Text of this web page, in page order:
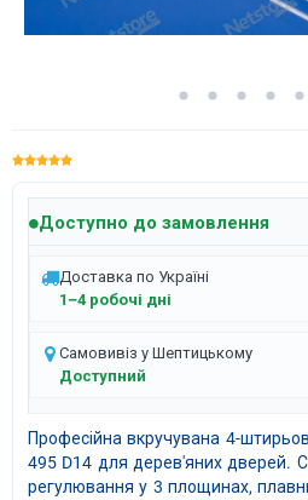
Доступно до замовлення
Доставка по Україні
1–4 робочі дні
Самовивіз у Шептицькому
Доступний
Професійна вкручувана 4-
495 D14 для дерев'яних дверей.
регулювання у 3 площинах,